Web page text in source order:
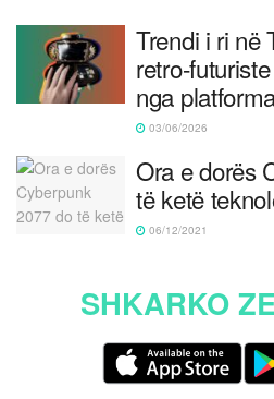
Trendi i ri në
retro-
nga
03/06/2026
Ora e dorës
të ketë
06/12/2021
SHKARKO